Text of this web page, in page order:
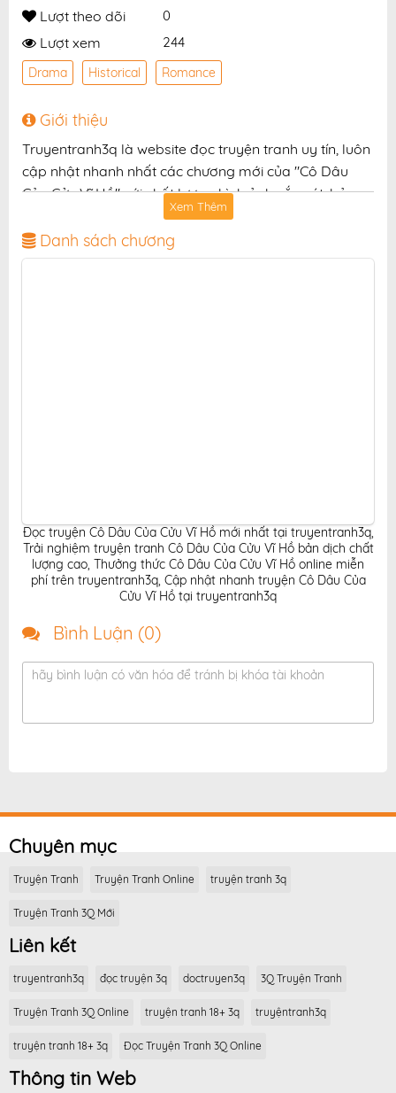
Lượt theo dõi 0
Lượt xem 244
Drama Historical Romance
Giới thiệu
Truyentranh3q là website đọc truyện tranh uy tín, luôn
cập nhật nhanh nhất các chương mới của "Cô Dâu
Của Cửu Vĩ Hồ" với chất lượng hình ảnh sắc nét, bản
dịch chuẩn và giao diện thân thiện, mang đến trải
nghiệm đọc truyện hấp dẫn, tiện lợi, hoàn toàn miễn
phí cho độc giả yêu thích truyện tranh online.
Xem Thêm
Danh sách chương
Đọc truyện Cô Dâu Của Cửu Vĩ Hồ mới nhất tại truyentranh3q,
Trải nghiệm truyện tranh Cô Dâu Của Cửu Vĩ Hồ bản dịch chất
lượng cao, Thưởng thức Cô Dâu Của Cửu Vĩ Hồ online miễn
phí trên truyentranh3q, Cập nhật nhanh truyện Cô Dâu Của
Cửu Vĩ Hồ tại truyentranh3q
Bình Luận (0)
hãy bình luận có văn hóa để tránh bị khóa tài khoản
Chuyên mục
Truyện Tranh Truyện Tranh Online truyện tranh 3q
Truyện Tranh 3Q Mới
Liên kết
truyentranh3q đọc truyện 3q doctruyen3q 3Q Truyện Tranh
Truyện Tranh 3Q Online truyện tranh 18+ 3q truyệntranh3q
truyện tranh 18+ 3q Đọc Truyện Tranh 3Q Online
Thông tin Web